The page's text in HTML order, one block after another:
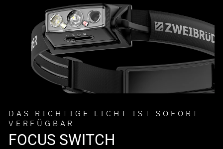
DAS RICHTIGE LICHT IST SOFORT
VERFÜGBAR
FOCUS SWITCH